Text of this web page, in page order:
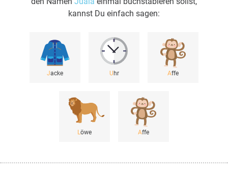
kannst Du einfach sagen:
Jacke Uhr Affe
Löwe Affe